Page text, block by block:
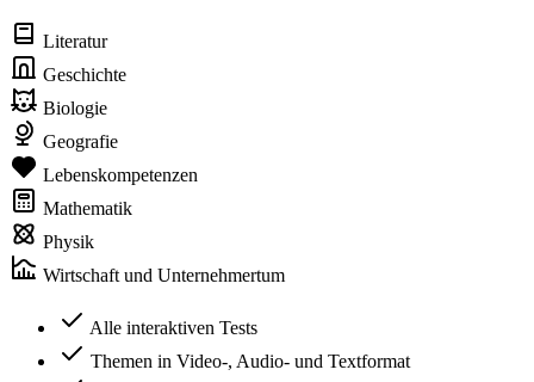
Literatur
Geschichte
Biologie
Geografie
Lebenskompetenzen
Mathematik
Physik
Wirtschaft und Unternehmertum
Alle interaktiven Tests
Themen in Video-, Audio- und Textformat